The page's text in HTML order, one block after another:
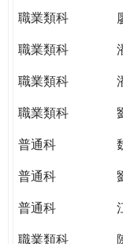
職業類科
職業類科
職業類科
職業類科
普通科
普通科
普通科
職業類科